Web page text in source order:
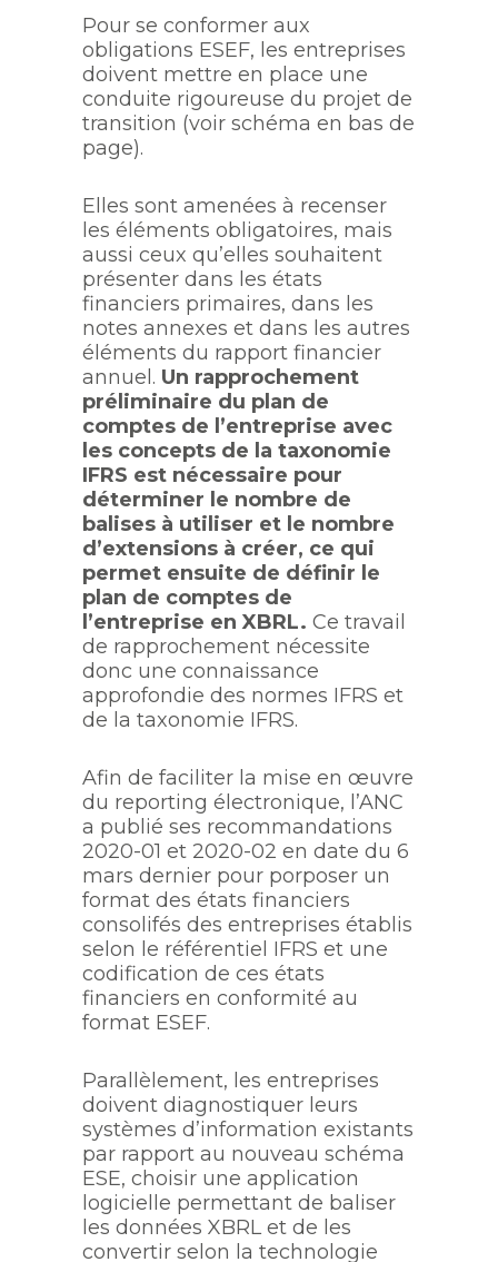
Pour se conformer aux
obligations ESEF, les entreprises
doivent mettre en place une
conduite rigoureuse du projet de
transition (voir schéma en bas de
page).
Elles sont amenées à recenser
les éléments obligatoires, mais
aussi ceux qu’elles souhaitent
présenter dans les états
financiers primaires, dans les
notes annexes et dans les autres
éléments du rapport financier
annuel. Un rapprochement
préliminaire du plan de
comptes de l’entreprise avec
les concepts de la taxonomie
IFRS est nécessaire pour
déterminer le nombre de
balises à utiliser et le nombre
d’extensions à créer, ce qui
permet ensuite de définir le
plan de comptes de
l’entreprise en XBRL. Ce travail
de rapprochement nécessite
donc une connaissance
approfondie des normes IFRS et
de la taxonomie IFRS.
Afin de faciliter la mise en œuvre
du reporting électronique, l’ANC
a publié ses recommandations
2020-01 et 2020-02 en date du 6
mars dernier pour porposer un
format des états financiers
consolifés des entreprises établis
selon le référentiel IFRS et une
codification de ces états
financiers en conformité au
format ESEF.
Parallèlement, les entreprises
doivent diagnostiquer leurs
systèmes d’information existants
par rapport au nouveau schéma
ESE, choisir une application
logicielle permettant de baliser
les données XBRL et de les
convertir selon la technologie